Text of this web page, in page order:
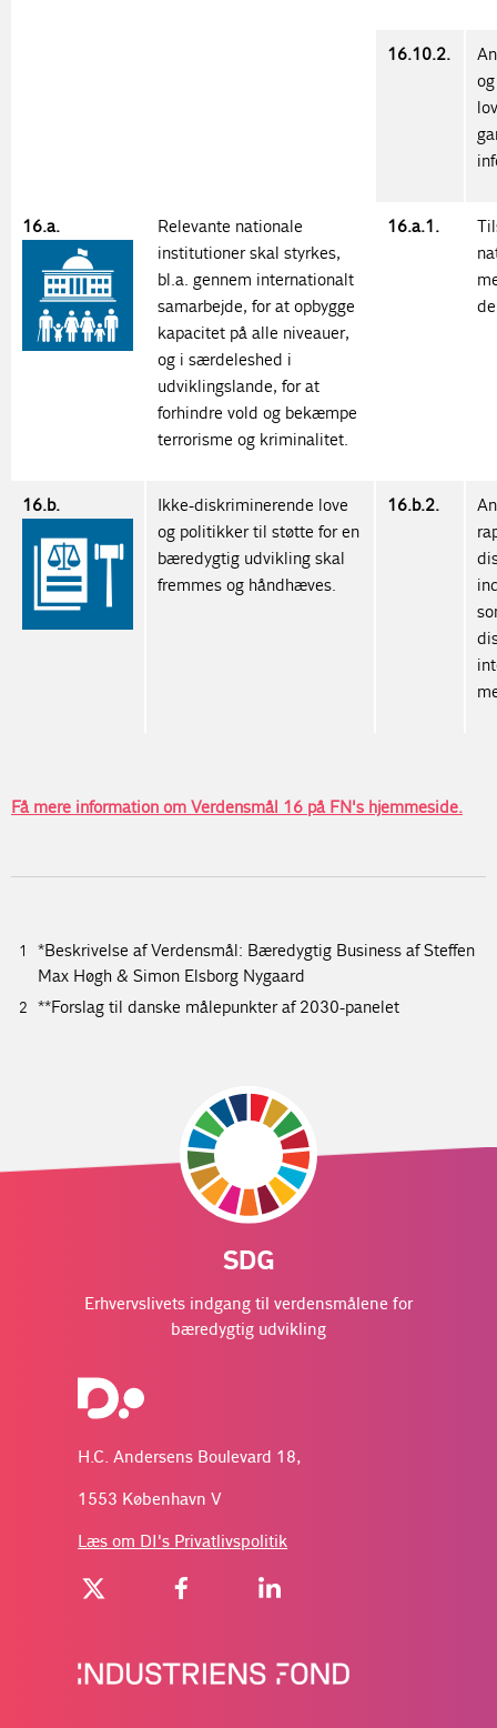
16.10.2.
16.a.
Relevante nationale
institutioner skal styrkes,
bl.a. gennem internationalt
samarbejde, for at opbygge
kapacitet på alle niveauer,
og i særdeleshed i
udviklingslande, for at
forhindre vold og bekæmpe
terrorisme og kriminalitet.
16.a.1.
16.b.
Ikke-diskriminerende love
og politikker til støtte for en
bæredygtig udvikling skal
fremmes og håndhæves.
16.b.2.
Få mere information om Verdensmål 16 på FN's hjemmeside.
*Beskrivelse af Verdensmål: Bæredygtig Business af Steffen
Max Høgh & Simon Elsborg Nygaard
**Forslag til danske målepunkter af 2030-panelet
SDG
Erhvervslivets indgang til verdensmålene for
bæredygtig udvikling
H.C. Andersens Boulevard 18,
1553 København V
Læs om DI's Privatlivspolitik